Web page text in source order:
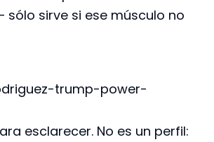
sirve si ese músculo no
trump-power-
esclarecer. No es un perfil: